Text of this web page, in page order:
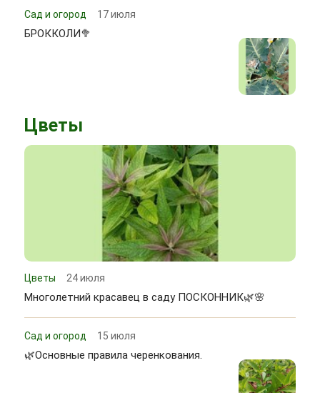
Сад и огород 17 июля
БРОККОЛИ🥦
Цветы
Цветы 24 июля
Многолетний красавец в саду ПОСКОННИК🌿🌸
Сад и огород 15 июля
🌿Основные правила черенкования.